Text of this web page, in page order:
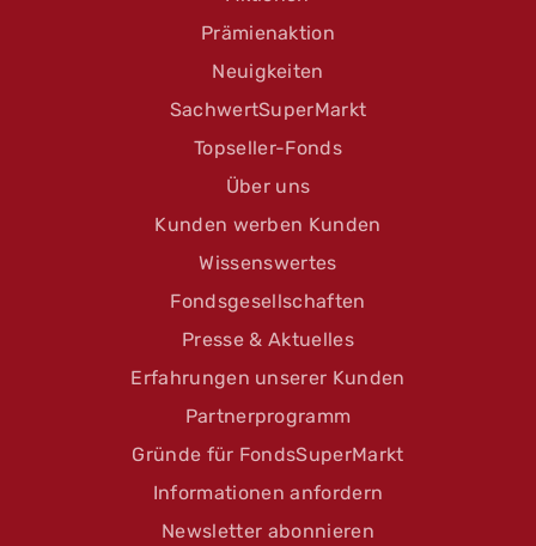
Prämienaktion
Neuigkeiten
SachwertSuperMarkt
Topseller-Fonds
Über uns
Kunden werben Kunden
Wissenswertes
Fondsgesellschaften
Presse & Aktuelles
Erfahrungen unserer Kunden
Partnerprogramm
Gründe für FondsSuperMarkt
Informationen anfordern
Newsletter abonnieren